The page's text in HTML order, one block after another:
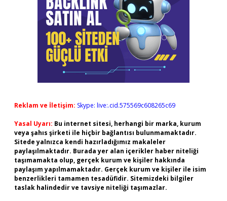
Reklam ve İletişim: Skype: live:.cid.575569c608265c69
Yasal Uyarı: Bu internet sitesi, herhangi bir marka, kurum
veya şahıs şirketi ile hiçbir bağlantısı bulunmamaktadır.
Sitede yalnızca kendi hazırladığımız makaleler
paylaşılmaktadır. Burada yer alan içerikler haber niteliği
taşımamakta olup, gerçek kurum ve kişiler hakkında
paylaşım yapılmamaktadır. Gerçek kurum ve kişiler ile isim
benzerlikleri tamamen tesadüfidir. Sitemizdeki bilgiler
taslak halindedir ve tavsiye niteliği taşımazlar.